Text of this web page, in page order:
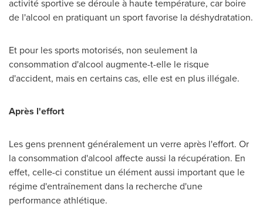
activité sportive se déroule à haute température, car boire
de l'alcool en pratiquant un sport favorise la déshydratation.
Et pour les sports motorisés, non seulement la
consommation d'alcool augmente-t-elle le risque
d'accident, mais en certains cas, elle est en plus illégale.
Après l'effort
Les gens prennent généralement un verre après l'effort. Or
la consommation d'alcool affecte aussi la récupération. En
effet, celle-ci constitue un élément aussi important que le
régime d'entraînement dans la recherche d'une
performance athlétique.